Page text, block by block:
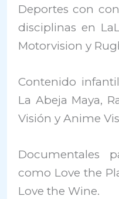
Deportes con
disciplinas en
Motorvision y
Contenido
La Abeja Maya,
Visión y Anime
Documentales
como Love the
Love the Wine.